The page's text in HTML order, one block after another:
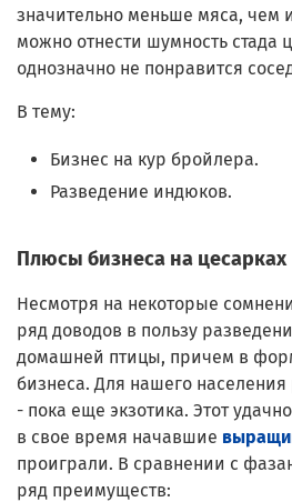
значительно меньше мяса, чем
можно отнести шумность стада
однозначно не понравится
В тему:
Бизнес на кур бройлера.
Разведение индюков.
Плюсы бизнеса на цесарках
Несмотря на некоторые
ряд доводов в пользу
домашней птицы, причем в
бизнеса. Для нашего
- пока еще экзотика. Этот
в свое время начавшие
проиграли. В сравнении с
ряд преимуществ: